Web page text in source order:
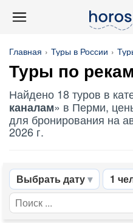
Главная Туры в России
Туры по
Найдено 18 туров в
каналам» в Перми,
для бронирования на
2026 г.
Выбрать дату 1